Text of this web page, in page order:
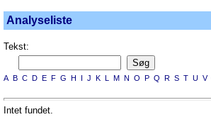
Analyseliste
Tekst:
A B C D E F G H I J K L M N O P Q R S T U V
Intet fundet.